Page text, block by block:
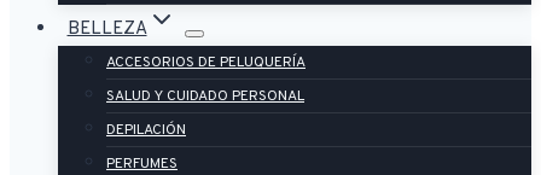
BELLEZA
ACCESORIOS DE PELUQUERÍA
SALUD Y CUIDADO PERSONAL
DEPILACIÓN
PERFUMES